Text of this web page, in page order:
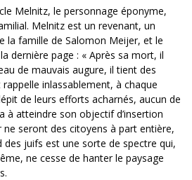
Melnitz, le personnage éponyme,
Melnitz est un revenant, un
la famille de Salomon Meijer, et le
dernière page : « Après sa mort, il
de mauvais augure, il tient des
inlassablement, à chaque
de leurs efforts acharnés, aucun de
à atteindre son objectif d’insertion
ne seront des citoyens à part entière,
des juifs est une sorte de spectre qui,
ne cesse de hanter le paysage